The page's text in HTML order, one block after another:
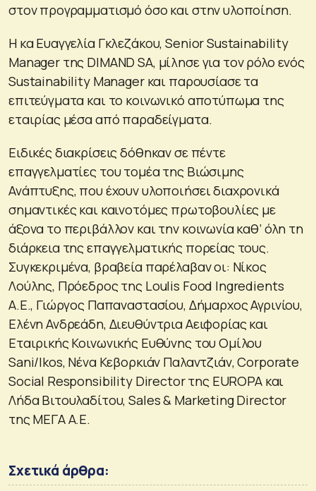
στον προγραμματισμό όσο και στην υλοποίηση.
Η κα Ευαγγελία Γκλεζάκου, Senior Sustainability
Manager της DIMAND SA, μίλησε για τον ρόλο ενός
Sustainability Manager και παρουσίασε τα
επιτεύγματα και το κοινωνικό αποτύπωμα της
εταιρίας μέσα από παραδείγματα.
Ειδικές διακρίσεις δόθηκαν σε πέντε
επαγγελματίες του τομέα της Βιώσιμης
Ανάπτυξης, που έχουν υλοποιήσει διαχρονικά
σημαντικές και καινοτόμες πρωτοβουλίες με
άξονα το περιβάλλον και την κοινωνία καθ’ όλη τη
διάρκεια της επαγγελματικής πορείας τους.
Συγκεκριμένα, βραβεία παρέλαβαν οι: Νίκος
Λούλης, Πρόεδρος της Loulis Food Ingredients
Α.Ε., Γιώργος Παπαναστασίου, Δήμαρχος Αγρινίου,
Ελένη Ανδρεάδη, Διευθύντρια Αειφορίας και
Εταιρικής Κοινωνικής Ευθύνης του Ομίλου
Sani/Ikos, Νένα Κεβορκιάν Παλαντζιάν, Corporate
Social Responsibility Director της EUROPA και
Λήδα Βιτουλαδίτου, Sales & Marketing Director
της ΜΕΓΑ Α.Ε.
Σχετικά άρθρα: